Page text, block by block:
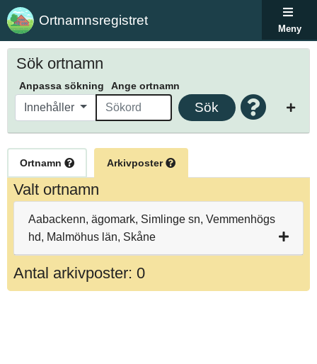
Ortnamnsregistret
Meny
Sök ortnamn
Anpassa sökning Ange ortnamn
Innehåller Sök
Ortnamn Arkivposter
Valt ortnamn
Aabackenn, ägomark, Simlinge sn, Vemmenhögs
hd, Malmöhus län, Skåne
Antal arkivposter: 0